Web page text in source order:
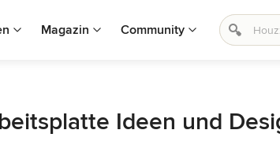
Magazin Community
Ideen und